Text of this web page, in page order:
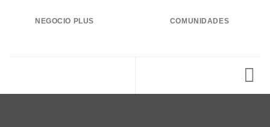
NEGOCIO PLUS COMUNIDADES